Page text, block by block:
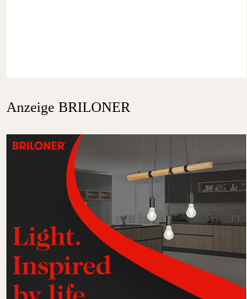
Anzeige BRILONER